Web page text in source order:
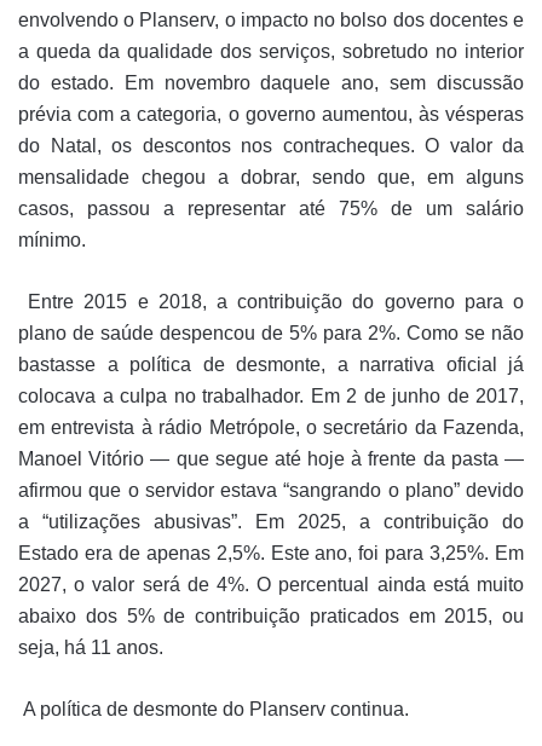
envolvendo o Planserv, o impacto no bolso dos docentes e
a queda da qualidade dos serviços, sobretudo no interior
do estado. Em novembro daquele ano, sem discussão
prévia com a categoria, o governo aumentou, às vésperas
do Natal, os descontos nos contracheques. O valor da
mensalidade chegou a dobrar, sendo que, em alguns
casos, passou a representar até 75% de um salário
mínimo.
Entre 2015 e 2018, a contribuição do governo para o
plano de saúde despencou de 5% para 2%. Como se não
bastasse a política de desmonte, a narrativa oficial já
colocava a culpa no trabalhador. Em 2 de junho de 2017,
em entrevista à rádio Metrópole, o secretário da Fazenda,
Manoel Vitório — que segue até hoje à frente da pasta —
afirmou que o servidor estava “sangrando o plano” devido
a “utilizações abusivas”. Em 2025, a contribuição do
Estado era de apenas 2,5%. Este ano, foi para 3,25%. Em
2027, o valor será de 4%. O percentual ainda está muito
abaixo dos 5% de contribuição praticados em 2015, ou
seja, há 11 anos.
A política de desmonte do Planserv continua.